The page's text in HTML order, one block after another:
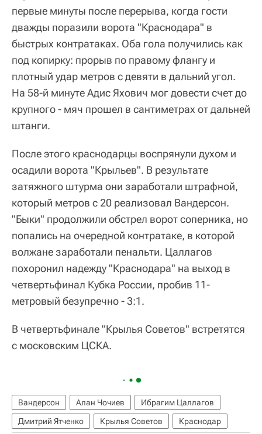
первые минуты после перерыва, когда гости
дважды поразили ворота "Краснодара" в
быстрых контратаках. Оба гола получились как
под копирку: прорыв по правому флангу и
плотный удар метров с девяти в дальний угол.
На 58-й минуте Адис Яхович мог довести счет до
крупного - мяч прошел в сантиметрах от дальней
штанги.
После этого краснодарцы воспрянули духом и
осадили ворота "Крыльев". В результате
затяжного штурма они заработали штрафной,
который метров с 20 реализовал Вандерсон.
"Быки" продолжили обстрел ворот соперника, но
попались на очередной контратаке, в которой
волжане заработали пенальти. Цаллагов
похоронил надежду "Краснодара" на выход в
четвертьфинал Кубка России, пробив 11-
метровый безупречно - 3:1.
В четвертьфинале "Крылья Советов" встретятся
с московским ЦСКА.
Вандерсон Алан Чочиев
Ибрагим Цаллагов
Дмитрий Ятченко
Крылья Советов Краснодар